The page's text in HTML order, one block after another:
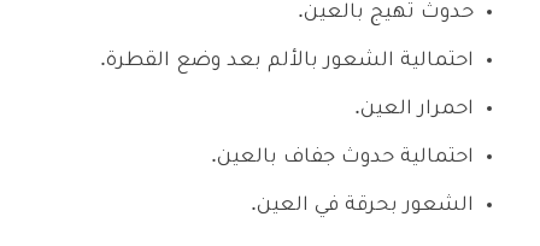
حدوث تهيج بالعين.
احتمالية الشعور بالألم بعد وضع القطرة.
احمرار العين.
احتمالية حدوث جفاف بالعين.
الشعور بحرقة في العين.